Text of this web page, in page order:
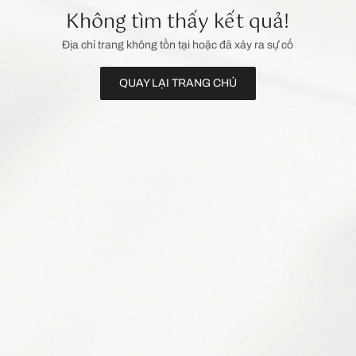
Không tìm thấy kết quả!
Địa chỉ trang không tồn tại hoặc đã xảy ra sự cố
QUAY LẠI TRANG CHỦ